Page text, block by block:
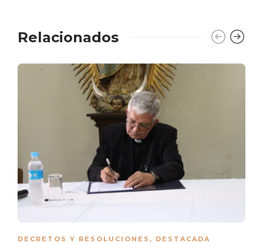
Relacionados
DECRETOS Y RESOLUCIONES , DESTACADA